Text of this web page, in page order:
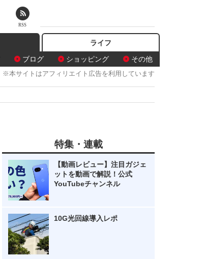
ブログ ショッピング その他
ライフ
※本サイトはアフィリエイト広告を利用しています
特集・連載
【動画レビュー】注目ガジェ
ットを動画で解説！公式
YouTubeチャンネル
10G光回線導入レポ
RSS